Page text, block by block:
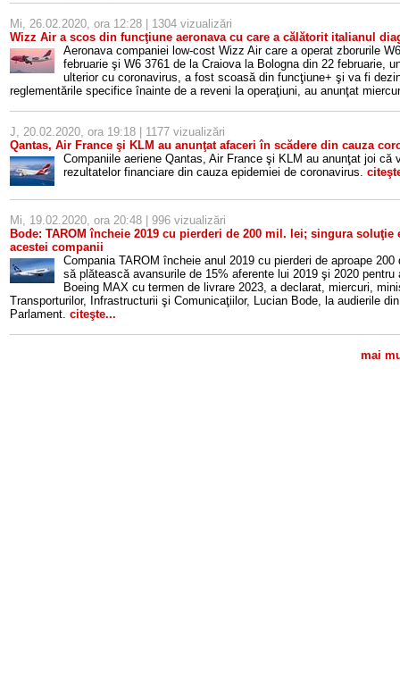
Mi, 26.02.2020, ora 12:28 | 1304 vizualizări
Wizz Air a scos din funcţiune aeronava cu care a călătorit italianul
Aeronava companiei low-cost Wizz Air care a operat zborurile
februarie şi W6 3761 de la Craiova la Bologna din 22 februarie,
ulterior cu coronavirus, a fost scoasă din funcţiune+ şi va fi
reglementările specifice înainte de a reveni la operaţiuni, au anunţat
J, 20.02.2020, ora 19:18 | 1177 vizualizări
Qantas, Air France şi KLM au anunţat afaceri în scădere din cauza
Companiile aeriene Qantas, Air France şi KLM au anunţat joi că
rezultatelor financiare din cauza epidemiei de coronavirus.
Mi, 19.02.2020, ora 20:48 | 996 vizualizări
Bode: TAROM încheie 2019 cu pierderi de 200 mil. lei; singura
acestei companii
Compania TAROM încheie anul 2019 cu pierderi de aproape
să plătească avansurile de 15% aferente lui 2019 şi 2020
Boeing MAX cu termen de livrare 2023, a declarat, miercuri,
Transporturilor, Infrastructurii şi Comunicaţiilor, Lucian Bode, la audierile
Parlament. citeşte...
mai